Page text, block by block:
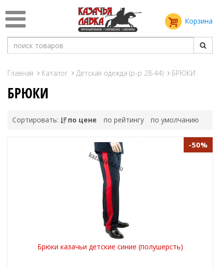
Корзина
Главная Каталог Детская одежда (р-р 28-44) БРЮКИ
БРЮКИ
Сортировать: по цене по рейтингу по умолчанию
Брюки казачьи детские синие (полушерсть)
-50%